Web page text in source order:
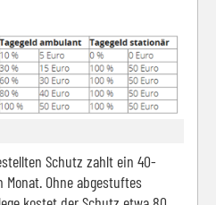
Schutz zahlt ein 40-
Ohne abgestuftes